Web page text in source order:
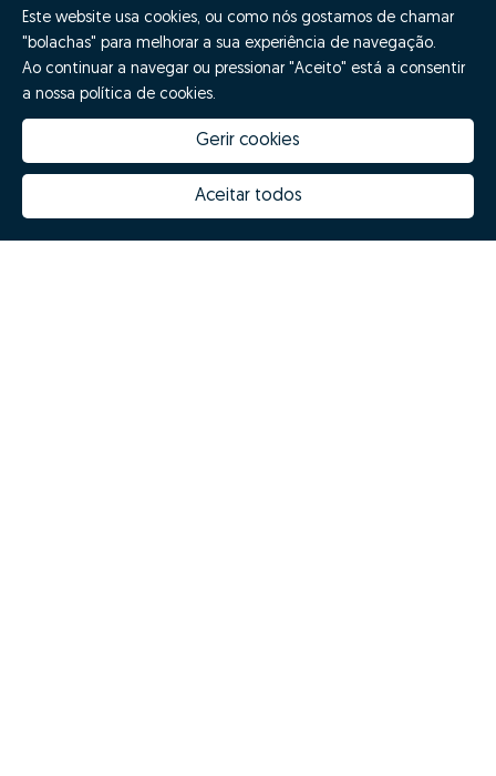
Este website usa cookies, ou como nós gostamos de chamar
"bolachas" para melhorar a sua experiência de navegação.
Ao continuar a navegar ou pressionar "Aceito" está a consentir
a nossa política de cookies.
Gerir cookies
Aceitar todos